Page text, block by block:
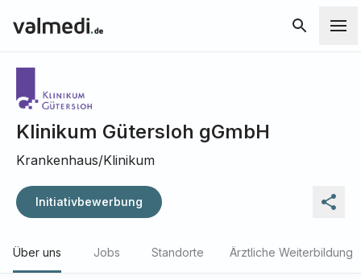
Klinikum Gütersloh gGmbH
Krankenhaus/Klinikum
Initiativbewerbung
Über uns Jobs Standorte Ärztliche Weiterbildung